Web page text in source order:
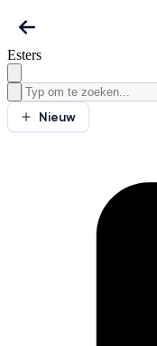
Esters
Nieuw